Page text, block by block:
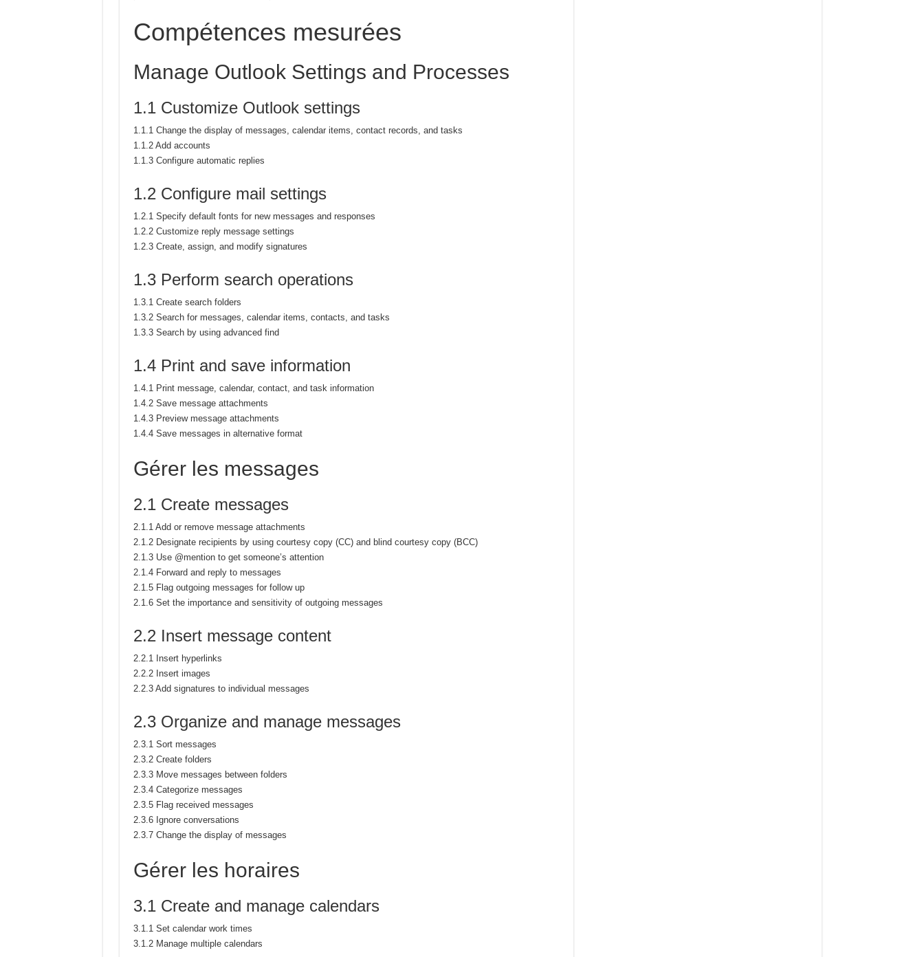
Compétences mesurées
Manage Outlook Settings and Processes
1.1 Customize Outlook settings
1.1.1 Change the display of messages, calendar items, contact records, and tasks
1.1.2 Add accounts
1.1.3 Configure automatic replies
1.2 Configure mail settings
1.2.1 Specify default fonts for new messages and responses
1.2.2 Customize reply message settings
1.2.3 Create, assign, and modify signatures
1.3 Perform search operations
1.3.1 Create search folders
1.3.2 Search for messages, calendar items, contacts, and tasks
1.3.3 Search by using advanced find
1.4 Print and save information
1.4.1 Print message, calendar, contact, and task information
1.4.2 Save message attachments
1.4.3 Preview message attachments
1.4.4 Save messages in alternative format
Gérer les messages
2.1 Create messages
2.1.1 Add or remove message attachments
2.1.2 Designate recipients by using courtesy copy (CC) and blind courtesy copy (BCC)
2.1.3 Use @mention to get someone’s attention
2.1.4 Forward and reply to messages
2.1.5 Flag outgoing messages for follow up
2.1.6 Set the importance and sensitivity of outgoing messages
2.2 Insert message content
2.2.1 Insert hyperlinks
2.2.2 Insert images
2.2.3 Add signatures to individual messages
2.3 Organize and manage messages
2.3.1 Sort messages
2.3.2 Create folders
2.3.3 Move messages between folders
2.3.4 Categorize messages
2.3.5 Flag received messages
2.3.6 Ignore conversations
2.3.7 Change the display of messages
Gérer les horaires
3.1 Create and manage calendars
3.1.1 Set calendar work times
3.1.2 Manage multiple calendars